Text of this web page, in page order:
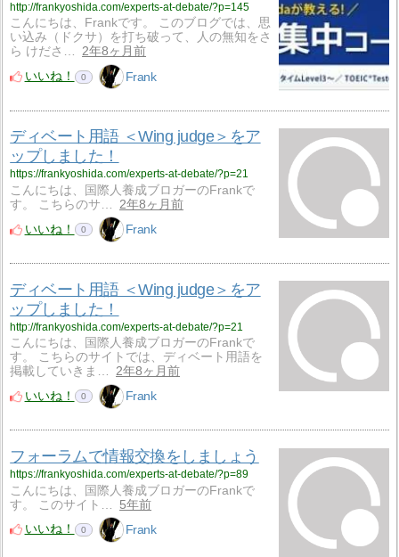
http://frankyoshida.com/experts-at-debate/?p=145
こんにちは、Frankです。 このブログでは、思
い込み（ドクサ）を打ち破って、人の無知をさ
ら けださ…
2年8ヶ月前
いいね！
0 Frank
ディベート用語 ＜Wing judge＞をア
ップしました！
https://frankyoshida.com/experts-at-debate/?p=21
こんにちは、国際人養成ブロガーのFrankで
す。 こちらのサ…
2年8ヶ月前
いいね！
0 Frank
ディベート用語 ＜Wing judge＞をア
ップしました！
http://frankyoshida.com/experts-at-debate/?p=21
こんにちは、国際人養成ブロガーのFrankで
す。 こちらのサイトでは、ディベート用語を
掲載していきま…
2年8ヶ月前
いいね！
0 Frank
フォーラムで情報交換をしましょう
https://frankyoshida.com/experts-at-debate/?p=89
こんにちは、国際人養成ブロガーのFrankで
す。 このサイト…
5年前
いいね！
0 Frank